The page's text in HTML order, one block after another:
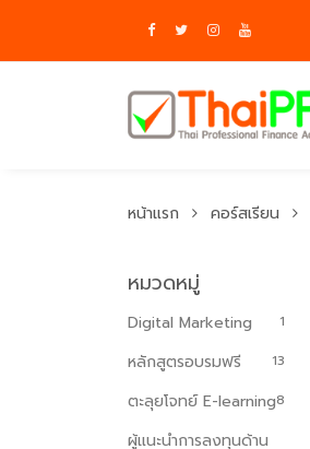
หน้าแรก คอร์สเรียน
หมวดหมู่
Digital Marketing 1
หลักสูตรอบรมฟรี 13
ตะลุยโจทย์ E-learning8
ผู้แนะนำการลงทุนด้าน